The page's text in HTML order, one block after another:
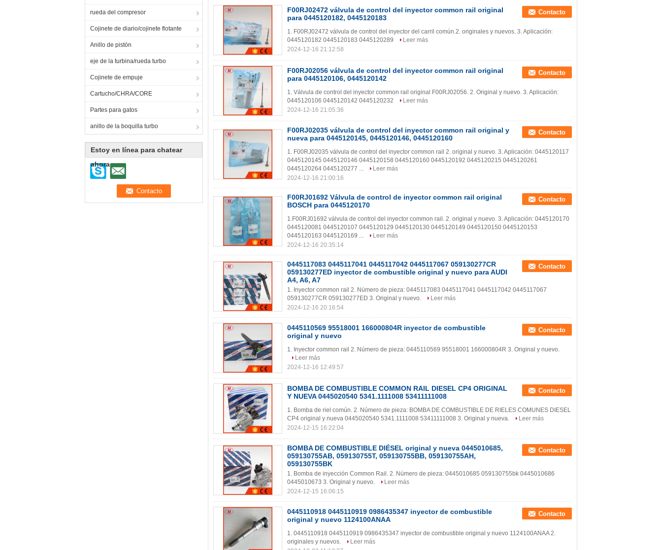
rueda del compresor
Cojinete de diario/cojinete flotante
Anillo de pistón
eje de la turbina/rueda turbo
Cojinete de empuje
Cartucho/CHRA/CORE
Partes para gatos
anillo de la boquilla turbo
Estoy en línea para chatear
ahora
F00RJ02472 válvula de control del inyector common rail original
para 0445120182, 0445120183
Contacto
1. F00RJ02472 válvula de control del inyector del carril común.2. originales y nuevos. 3. Aplicación:
0445120182 0445120183 0445120289
Leer más
2024-12-16 21:12:58
F00RJ02056 válvula de control del inyector common rail original
para 0445120106, 0445120142
Contacto
1. Válvula de control del inyector common rail original F00RJ02056. 2. Original y nuevo. 3. Aplicación:
0445120106 0445120142 0445120232
Leer más
2024-12-16 21:05:36
F00RJ02035 válvula de control del inyector common rail original y
nueva para 0445120145, 0445120146, 0445120160
Contacto
1. F00RJ02035 válvula de control del inyector common rail 2. original y nuevo. 3. Aplicación: 0445120117
0445120145 0445120146 0445120158 0445120160 0445120192 0445120215 0445120261
0445120264 0445120277 ...
Leer más
2024-12-16 21:00:16
F00RJ01692 Válvula de control de inyector common rail original
BOSCH para 0445120170
Contacto
1.F00RJ01692 válvula de control del inyector common rail. 2. original y nuevo. 3. Aplicación: 0445120170
0445120081 0445120107 0445120129 0445120130 0445120149 0445120150 0445120153
0445120163 0445120169 ...
Leer más
2024-12-16 20:35:14
0445117083 0445117041 0445117042 0445117067 059130277CR
059130277ED inyector de combustible original y nuevo para AUDI
A4, A6, A7
Contacto
1. Inyector common rail 2. Número de pieza: 0445117083 0445117041 0445117042 0445117067
059130277CR 059130277ED 3. Original y nuevo.
Leer más
2024-12-16 20:16:54
0445110569 95518001 166000804R inyector de combustible
original y nuevo
Contacto
1. Inyector common rail 2. Número de pieza: 0445110569 95518001 166000804R 3. Original y nuevo.
Leer más
2024-12-16 12:49:57
BOMBA DE COMBUSTIBLE COMMON RAIL DIESEL CP4 ORIGINAL
Y NUEVA 0445020540 5341.1111008 53411111008
Contacto
1. Bomba de riel común. 2. Número de pieza: BOMBA DE COMBUSTIBLE DE RIELES COMUNES DIESEL
CP4 original y nueva 0445020540 5341.1111008 53411111008 3. Original y nueva.
Leer más
2024-12-15 16:22:04
BOMBA DE COMBUSTIBLE DIÉSEL original y nueva 0445010685,
059130755AB, 059130755T, 059130755BB, 059130755AH,
059130755BK
Contacto
1. Bomba de inyección Common Rail. 2. Número de pieza: 0445010685 059130755bk 0445010686
0445010673 3. Original y nuevo.
Leer más
2024-12-15 16:06:15
0445110918 0445110919 0986435347 inyector de combustible
original y nuevo 1124100ANAA
Contacto
1. 0445110918 0445110919 0986435347 inyector de combustible original y nuevo 1124100ANAA 2.
originales y nuevos.
Leer más